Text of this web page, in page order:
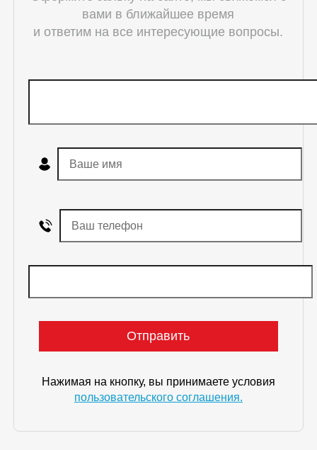
вами в ближайшее время
и ответим на все интересующие вопросы.
Нажимая на кнопку, вы принимаете условия
пользовательского соглашения.